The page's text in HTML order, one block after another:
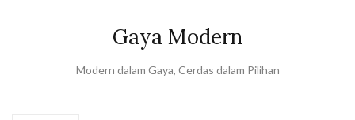
Gaya Modern
Modern dalam Gaya, Cerdas dalam Pilihan